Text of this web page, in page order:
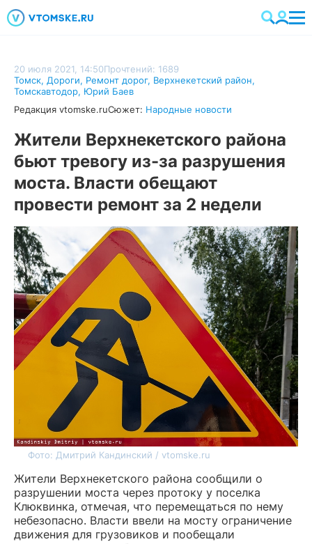
20 июля 2021, 14:50Прочтений: 1689
Томск, Дороги, Ремонт дорог, Верхнекетский район,
Томскавтодор, Юрий Баев
Редакция vtomske.ruСюжет: Народные новости
Жители Верхнекетского района
бьют тревогу из-за разрушения
моста. Власти обещают
провести ремонт за 2 недели
Фото: Дмитрий Кандинский / vtomske.ru
Жители Верхнекетского района сообщили о
разрушении моста через протоку у поселка
Клюквинка, отмечая, что перемещаться по нему
небезопасно. Власти ввели на мосту ограничение
движения для грузовиков и пообещали